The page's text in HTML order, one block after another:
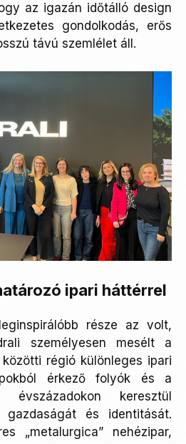
az igazán időtálló design
gondolkodás, erős
távú szemlélet áll.
ipari háttérrel
része az volt,
személyesen mesélt a
régió különleges ipari
érkező folyók és a
évszázadokon keresztül
és identitását.
„metalurgica” nehézipar,